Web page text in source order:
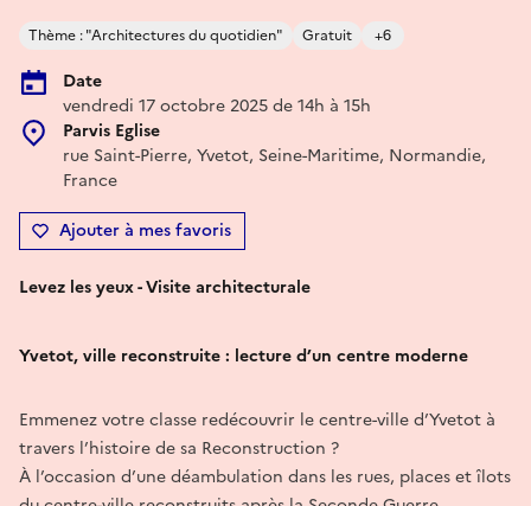
Thème : "Architectures du quotidien" Gratuit +6
Date
vendredi 17 octobre 2025 de 14h à 15h
Parvis Eglise
rue Saint-Pierre, Yvetot, Seine-Maritime, Normandie,
France
Ajouter à mes favoris
Levez les yeux - Visite architecturale
Yvetot, ville reconstruite : lecture d’un centre moderne
Emmenez votre classe redécouvrir le centre-ville d’Yvetot à
travers l’histoire de sa Reconstruction ?
À l’occasion d’une déambulation dans les rues, places et îlots